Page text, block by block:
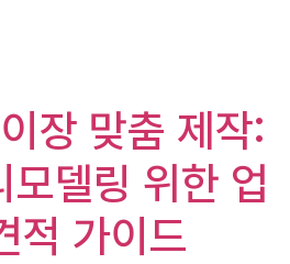
장 맞춤 제작:
델링 위한 업
적 가이드